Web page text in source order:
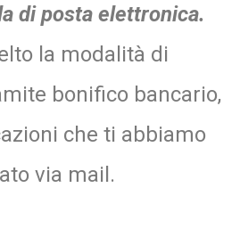
di posta elettronica.
la modalità di
bonifico bancario,
che ti abbiamo
via mail.